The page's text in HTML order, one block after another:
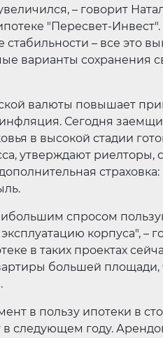
– говорит
"Пересвет-
стабильности – все это
варианты сохранения
валюты повышает
Сегодня
в высокой стадии
утверждают риелторы,
спросом
корпуса", –
в таких проектах
большей
в пользу ипотеки в
в следующем году.